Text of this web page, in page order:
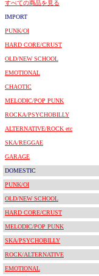
すべての商品を見る
IMPORT
PUNK/OI
HARD CORE/CRUST
OLD/NEW SCHOOL
EMOTIONAL
CHAOTIC
MELODIC/POP PUNK
ROCKA/PSYCHOBILLY
ALTERNATIVE/ROCK etc
SKA/REGGAE
GARAGE
DOMESTIC
PUNK/OI
OLD/NEW SCHOOL
HARD CORE/CRUST
MELODIC/POP PUNK
SKA/PSYCHOBILLY
ROCK/ALTERNATIVE
EMOTIONAL